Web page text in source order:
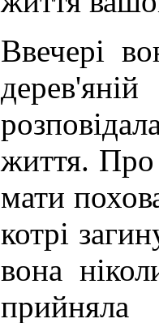
Ввечері
життя. Про
мати
котрі
вона